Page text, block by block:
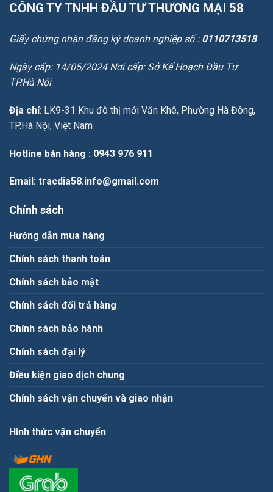
CÔNG TY TNHH ĐẦU TƯ THƯƠNG MẠI 58
Giấy chứng nhận đăng ký doanh nghiệp số : 0110713518
Ngày cấp: 14/05/2024 Nơi cấp: Sở Kế Hoạch Đầu Tư
TP.Hà Nội
Địa chỉ: LK9-31 Khu đô thị mới Văn Khê, Phường Hà Đông,
TP.Hà Nội, Việt Nam
Hotline bán hàng : 0943 976 911
Email : tracdia58.info@gmail.com
Chính sách
Hướng dẫn mua hàng
Chính sách thanh toán
Chính sách bảo mật
Chính sách đổi trả hàng
Chính sách bảo hành
Chính sách đại lý
Điều kiện giao dịch chung
Chính sách vận chuyển và giao nhận
Hình thức vận chuyển